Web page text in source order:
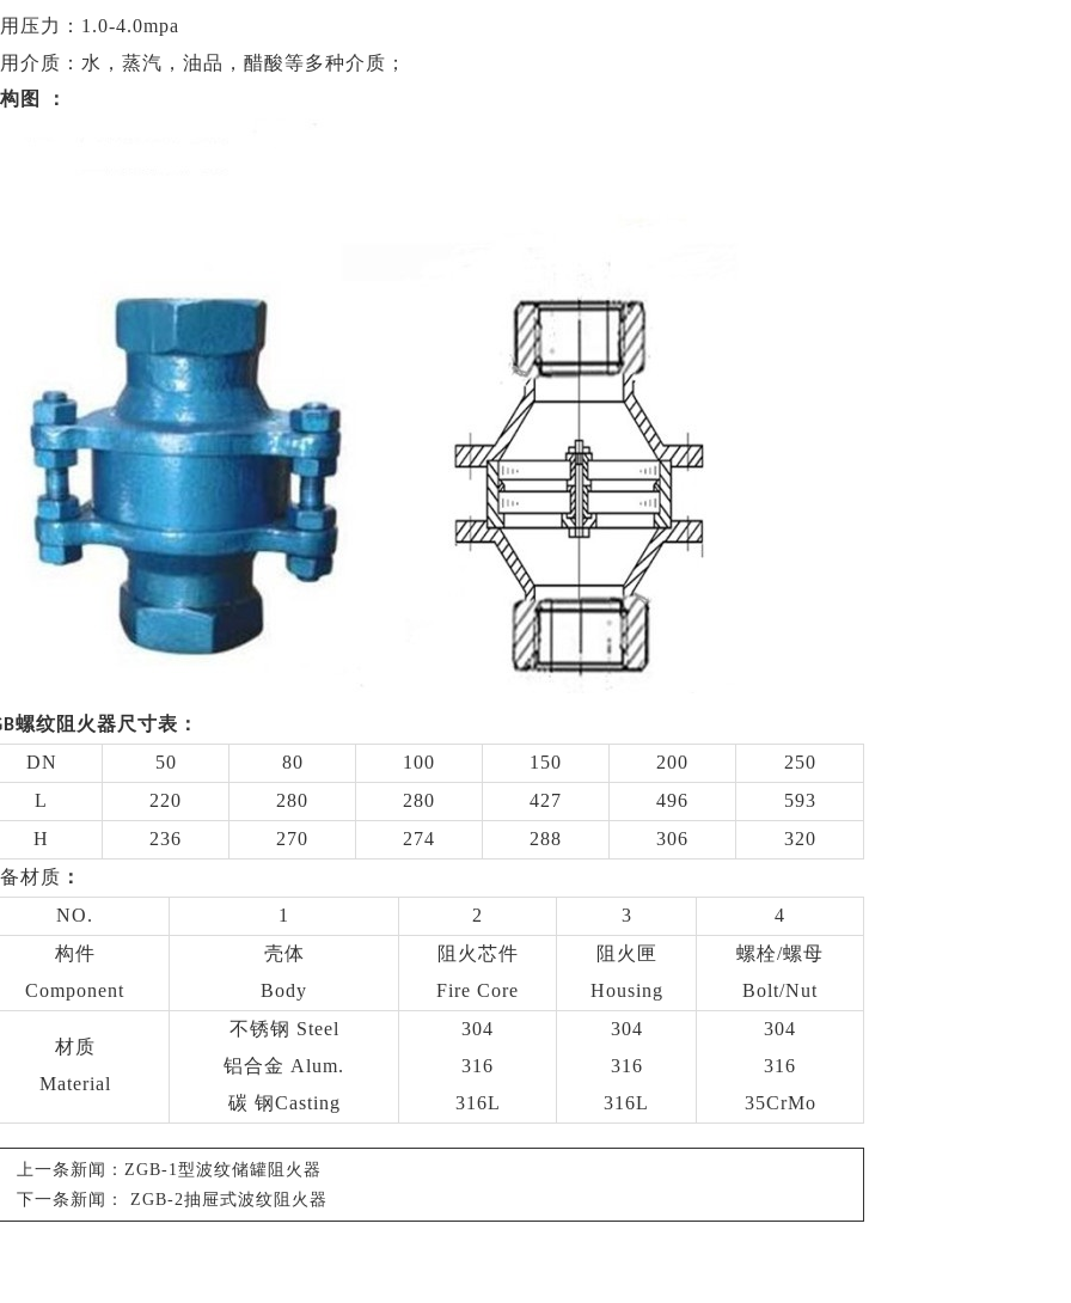
压力：1.0-4.0mpa
介质：水，蒸汽，油品，醋酸等多种介质；
图
：
螺纹阻火器尺寸表：
DN 50 80 100 150 200
250
L
220 280 280 427 496
593
H
236 270 274 288 306 320
材质 ：
NO. 1 2 3
4
构件
Component
壳体
Body
阻火芯件
Fire Core
阻火匣
Housing
螺栓/螺母
Bolt/Nut
材质
Material
不锈钢 Steel
铝合金 Alum.
碳 钢Casting
304
316
316L
304
316
316L
304
316
35CrMo
上一条新闻： ZGB-1型波纹储罐阻火器
下一条新闻： ZGB-2抽屉式波纹阻火器